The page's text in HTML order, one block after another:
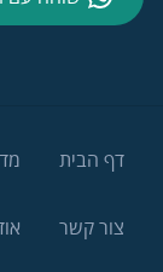
דף הבית
צור קשר